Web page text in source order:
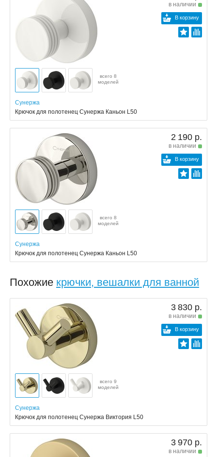
в наличии
В корзину
всего 8
моделей
Сунержа
Крючок для полотенец Сунержа Каньон L50
2 190 р.
в наличии
В корзину
всего 8
моделей
Сунержа
Крючок для полотенец Сунержа Каньон L50
Похожие крючки, вешалки для ванной
3 830 р.
в наличии
В корзину
всего 9
моделей
Сунержа
Крючок для полотенец Сунержа Виктория L50
3 970 р.
в наличии